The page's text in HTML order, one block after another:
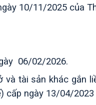
10/11/2025 của
06/02/2026.
tài sản khác
ngày 13/04/